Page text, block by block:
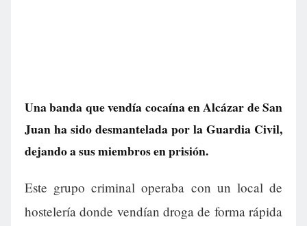
Una banda que vendía cocaína en Alcázar de San
Juan ha sido desmantelada por la Guardia Civil,
dejando a sus miembros en prisión.
Este grupo criminal operaba con un local de
hostelería donde vendían droga de forma rápida